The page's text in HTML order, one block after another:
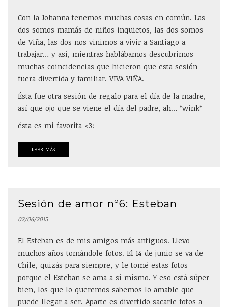
Con la Johanna tenemos muchas cosas en común. Las
dos somos mamás de niños inquietos, las dos somos
de Viña, las dos nos vinimos a vivir a Santiago a
trabajar… y así, mientras hablábamos descubrimos
muchas coincidencias que hicieron que esta sesión
fuera divertida y familiar. VIVA VIÑA.
Ésta fue otra sesión de regalo para el día de la madre,
así que ojo que se viene el día del padre, ah… *wink*
ésta es mi favorita <3:
LEER MÁS
Sesión de amor nº6: Esteban
02/06/2015
El Esteban es de mis amigos más antiguos. Llevo
muchos años tomándole fotos. El 14 de junio se va de
Chile, quizás para siempre, y le tomé estas fotos
porque el Esteban se ama a sí mismo. Y eso está súper
bien, los que lo queremos sabemos lo amable que
puede llegar a ser. Aparte es divertido sacarle fotos a